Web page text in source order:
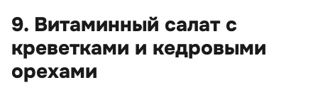
9. Витаминный салат с
креветками и кедровыми
орехами